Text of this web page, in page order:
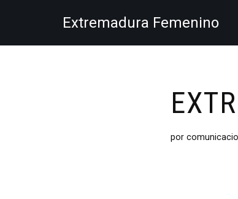
al
Extremadura Femenino
por